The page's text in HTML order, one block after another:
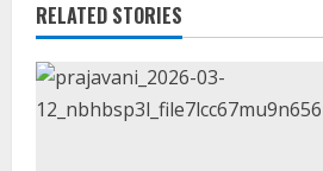
RELATED STORIES